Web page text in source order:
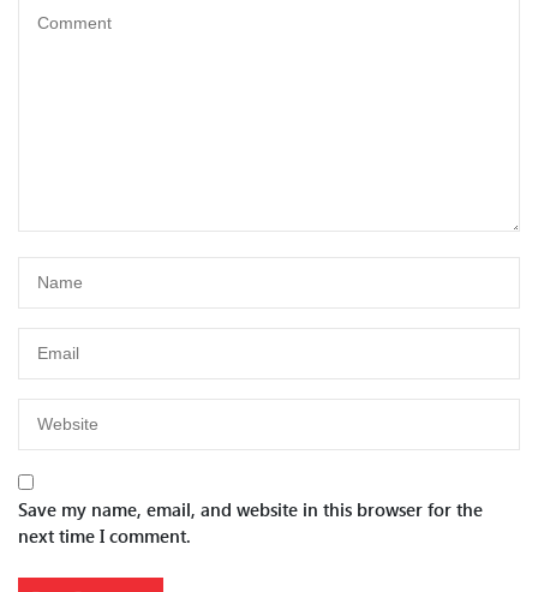
Save my name, email, and website in this browser for the
next time I comment.